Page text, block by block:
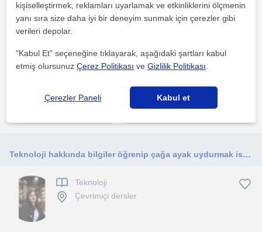
Fatih (İstanbul), Beyogl...
Bilgisayar üzerinden konuların görsel sunumu ile öğrencilerime
Ücretsiz iletişime geç
Teknoloji hakkında bilgiler öğrenip çağa ayak uydurmak istermisiniz?
Teknoloji
Çevrimiçi dersler
kişiselleştirmek, reklamları uyarlamak ve etkinliklerini ölçmenin
yanı sıra size daha iyi bir deneyim sunmak için çerezler gibi
verileri depolar.
"Kabul Et" seçeneğine tıklayarak, aşağıdaki şartları kabul
etmiş olursunuzÇerez Politikası veGizlilik Politikası
Çerezler Paneli Kabul et